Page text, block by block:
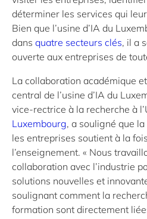
déterminer les services qui
Bien que l’usine d’IA du
dans quatre secteurs clés, il a
ouverte aux entreprises de
La collaboration académique
central de l’usine d’IA du
vice-rectrice à la recherche à
Luxembourg, a souligné que
les entreprises soutient à la
l’enseignement. « Nous
collaboration avec l’industrie
solutions nouvelles et
soulignant comment la
formation sont directement